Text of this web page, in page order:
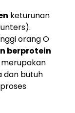
keturunan
orang O
berprotein
dan butuh